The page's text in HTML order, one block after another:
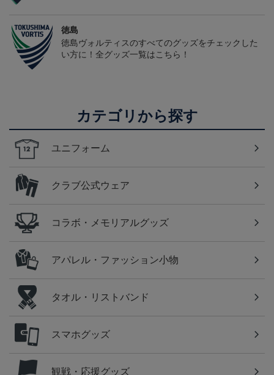
徳島
徳島ヴォルティスのすべてのグッズをチェックした
い方に！全グッズ一覧はこちら！
カテゴリから探す
ユニフォーム
クラブ公式ウェア
コラボ・メモリアルグッズ
アパレル・ファッション小物
タオル・リストバンド
スマホグッズ
観戦・応援グッズ